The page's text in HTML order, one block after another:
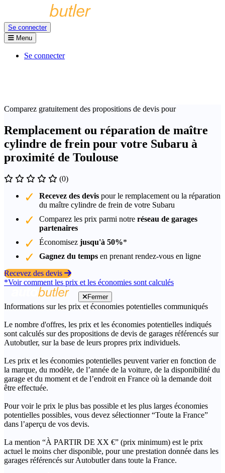
Se connecter
Menu
Se connecter
Comparez gratuitement des propositions de devis pour
Remplacement ou réparation de maître
cylindre de frein pour votre Subaru à
proximité de Toulouse
(0)
Recevez des devis pour le remplacement ou la réparation
du maître cylindre de frein de votre Subaru
Comparez les prix parmi notre réseau de garages
partenaires
Économisez jusqu'à 50%*
Gagnez du temps en prenant rendez-vous en ligne
Recevez des devis
*Voir comment les prix et les économies sont calculés
Fermer
Informations sur les prix et économies potentielles communiqués
Le nombre d'offres, les prix et les économies potentielles indiqués
sont calculés sur des propositions de devis de garages référencés sur
Autobutler, sur la base de leurs propres prix individuels.
Les prix et les économies potentielles peuvent varier en fonction de
la marque, du modèle, de l’année de la voiture, de la disponibilité du
garage et du moment et de l’endroit en France où la demande doit
être effectuée.
Pour voir le prix le plus bas possible et les plus larges économies
potentielles possibles, vous devez sélectionner “Toute la France”
dans l’aperçu de vos devis.
La mention “À PARTIR DE XX €” (prix minimum) est le prix
actuel le moins cher disponible, pour une prestation donnée dans les
garages référencés sur Autobutler dans toute la France.